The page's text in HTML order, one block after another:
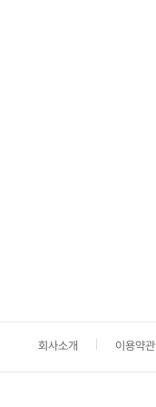
회사소개 이용약관